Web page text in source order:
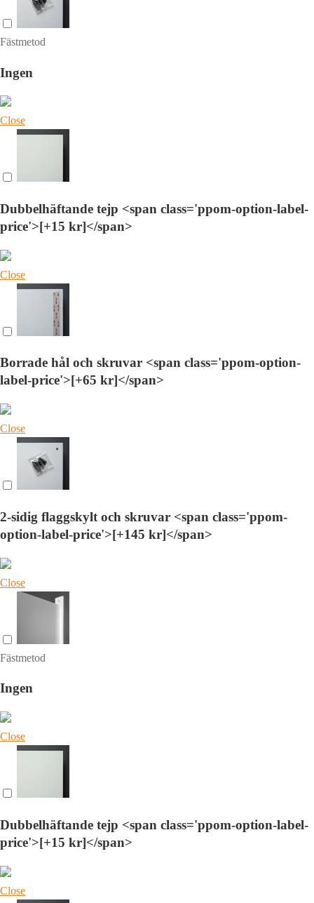
Fästmetod
Ingen
Close
Dubbelhäftande tejp <span class='ppom-option-label-
price'>[+15 kr]</span>
Close
Borrade hål och skruvar <span class='ppom-option-
label-price'>[+65 kr]</span>
Close
2-sidig flaggskylt och skruvar <span class='ppom-
option-label-price'>[+145 kr]</span>
Close
Fästmetod
Ingen
Close
Dubbelhäftande tejp <span class='ppom-option-label-
price'>[+15 kr]</span>
Close